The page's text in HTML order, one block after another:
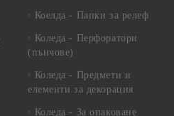
Коелда - Папки за релеф
Коледа - Перфоратори
(пънчове)
Коледа - Предмети и
елементи за декорация
Коледа - За опаковане